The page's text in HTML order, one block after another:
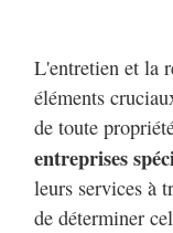
L'entretien et la
éléments
de toute
entreprises
leurs services à
de déterminer